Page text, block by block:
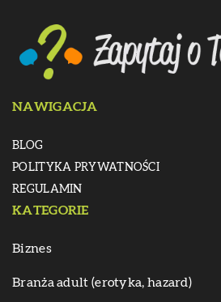
NAWIGACJA
BLOG
POLITYKA PRYWATNOŚCI
REGULAMIN
KATEGORIE
Biznes
Branża adult (erotyka, hazard)